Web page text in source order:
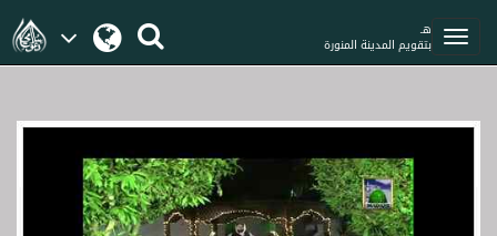
هـ
بتقويم المدينة المنورة